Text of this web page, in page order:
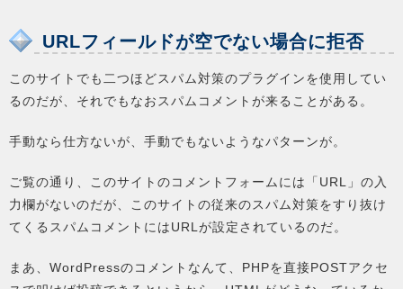
URLフィールドが空でない場合に拒否
このサイトでも二つほどスパム対策のプラグインを使用してい
るのだが、それでもなおスパムコメントが来ることがある。
手動なら仕方ないが、手動でもないようなパターンが。
ご覧の通り、このサイトのコメントフォームには「URL」の入
力欄がないのだが、このサイトの従来のスパム対策をすり抜け
てくるスパムコメントにはURLが設定されているのだ。
まあ、WordPressのコメントなんて、PHPを直接POSTアクセ